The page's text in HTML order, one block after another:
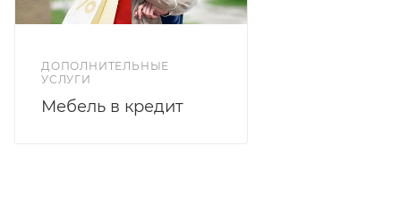
ДОПОЛНИТЕЛЬНЫЕ
УСЛУГИ
Мебель в кредит